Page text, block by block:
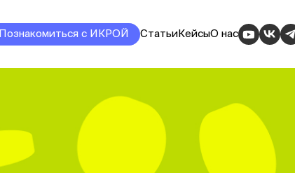
Познакомиться с ИКРОЙ СтатьиКейсыО нас